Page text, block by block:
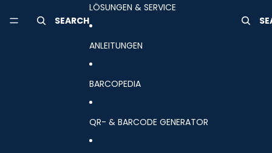
SEARCH
LÖSUNGEN & SERVICE
ANLEITUNGEN
BARCOPEDIA
QR- & BARCODE GENERATOR